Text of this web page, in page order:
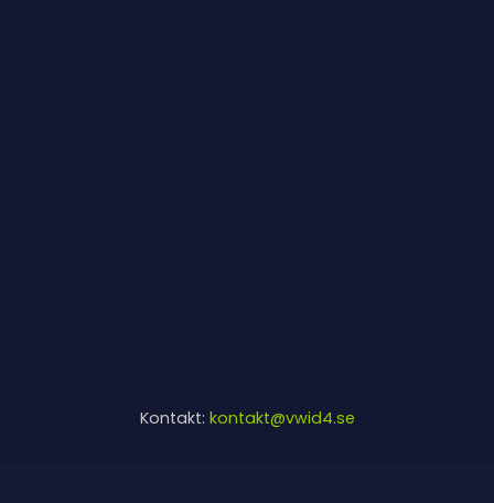
Kontakt: kontakt@vwid4.se